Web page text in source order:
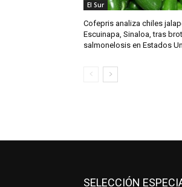
El Sur
Cofepris analiza chiles
Escuinapa, Sinaloa, tras
salmonelosis en Estados
SELECCIÓN